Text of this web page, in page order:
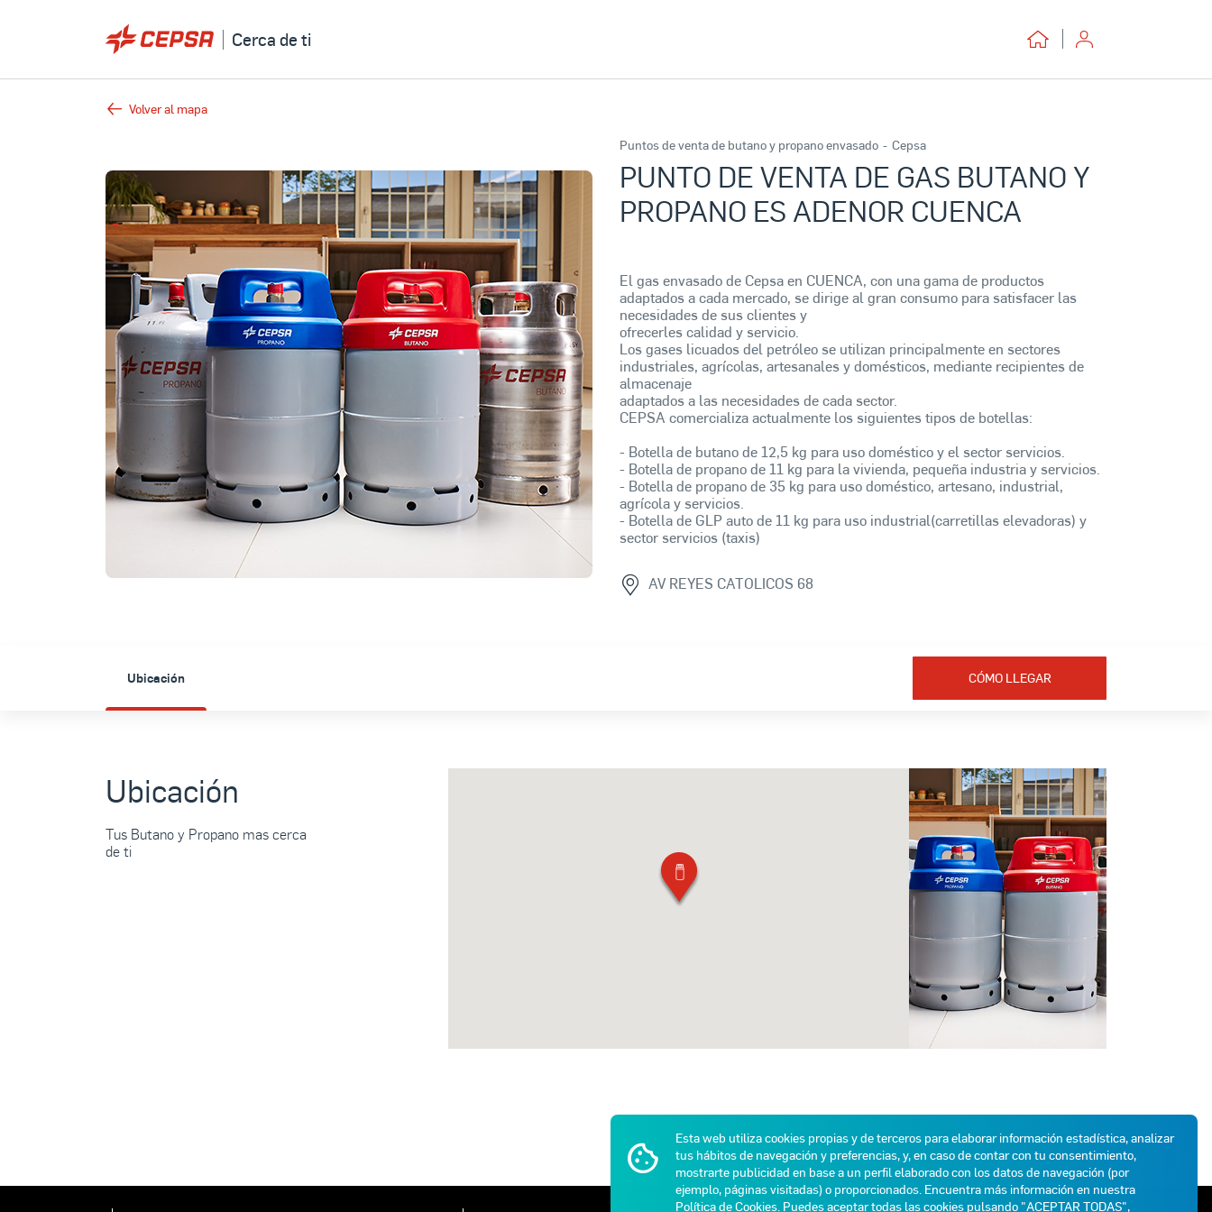
Esta web utiliza cookies propias y de terceros para elaborar información estadística, analizar
tus hábitos de navegación y preferencias, y, en caso de contar con tu consentimiento,
mostrarte publicidad en base a un perfil elaborado con los datos de navegación (por
ejemplo, páginas visitadas) o proporcionados. Encuentra más información en nuestra
Política de Cookies. Puedes aceptar todas las cookies pulsando "ACEPTAR TODAS",
Cerca de ti
Volver al mapa
Puntos de venta de butano y propano envasado - Cepsa
PUNTO DE VENTA DE GAS BUTANO Y
PROPANO ES ADENOR CUENCA
El gas envasado de Cepsa en CUENCA, con una gama de productos
adaptados a cada mercado, se dirige al gran consumo para satisfacer las
necesidades de sus clientes y
ofrecerles calidad y servicio.
Los gases licuados del petróleo se utilizan principalmente en sectores
industriales, agrícolas, artesanales y domésticos, mediante recipientes de
almacenaje
adaptados a las necesidades de cada sector.
CEPSA comercializa actualmente los siguientes tipos de botellas:
- Botella de butano de 12,5 kg para uso doméstico y el sector servicios.
- Botella de propano de 11 kg para la vivienda, pequeña industria y servicios.
- Botella de propano de 35 kg para uso doméstico, artesano, industrial,
agrícola y servicios.
- Botella de GLP auto de 11 kg para uso industrial(carretillas elevadoras) y
sector servicios (taxis)
AV REYES CATOLICOS 68
Ubicación CÓMO LLEGAR
Ubicación
Tus Butano y Propano mas cerca
de ti